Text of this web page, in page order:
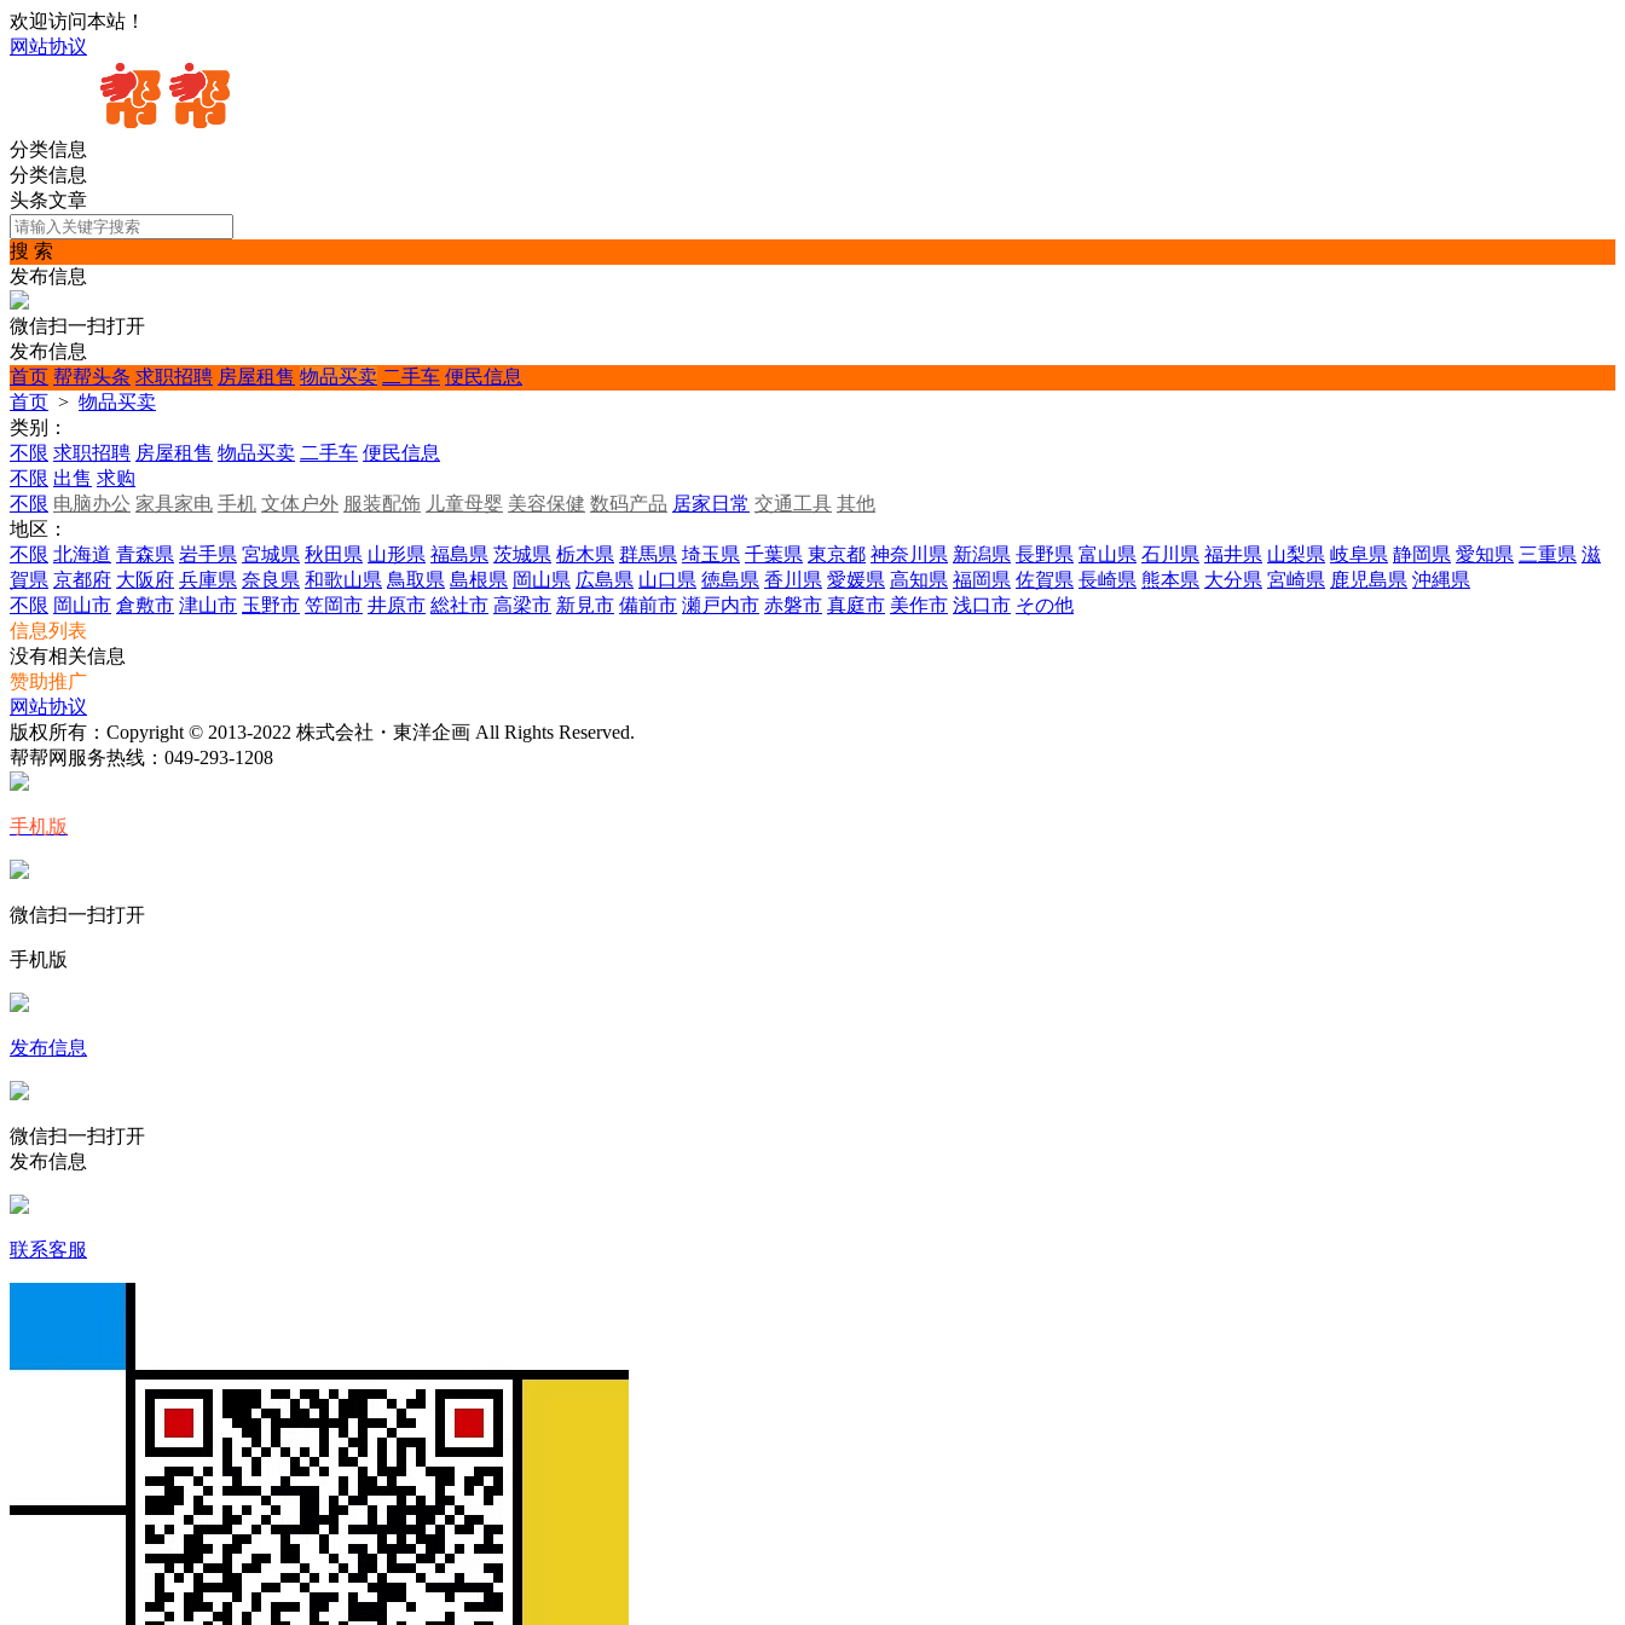
欢迎访问本站！
网站协议
分类信息
分类信息
头条文章
搜 索
发布信息
微信扫一扫打开
发布信息
首页 帮帮头条 求职招聘 房屋租售 物品买卖 二手车 便民信息
首页 > 物品买卖
类别：
不限 求职招聘 房屋租售 物品买卖 二手车 便民信息
不限 出售 求购
不限 电脑办公 家具家电 手机 文体户外 服装配饰 儿童母婴 美容保健 数码产品 居家日常 交通工具 其他
地区：
不限 北海道 青森県 岩手県 宮城県 秋田県 山形県 福島県 茨城県 栃木県 群馬県 埼玉県 千葉県 東京都 神奈川県 新潟県 長野県 富山県 石川県 福井県 山梨県 岐阜県 静岡県 愛知県 三重県 滋
賀県 京都府 大阪府 兵庫県 奈良県 和歌山県 鳥取県 島根県 岡山県 広島県 山口県 徳島県 香川県 愛媛県 高知県 福岡県 佐賀県 長崎県 熊本県 大分県 宮崎県 鹿児島県 沖縄県
不限 岡山市 倉敷市 津山市 玉野市 笠岡市 井原市 総社市 高梁市 新見市 備前市 瀬戸内市 赤磐市 真庭市 美作市 浅口市 その他
信息列表
没有相关信息
赞助推广
网站协议
版权所有：Copyright © 2013-2022 株式会社・東洋企画 All Rights Reserved.
帮帮网服务热线： 049-293-1208
手机版
微信扫一扫打开
手机版
发布信息
微信扫一扫打开
发布信息
联系客服